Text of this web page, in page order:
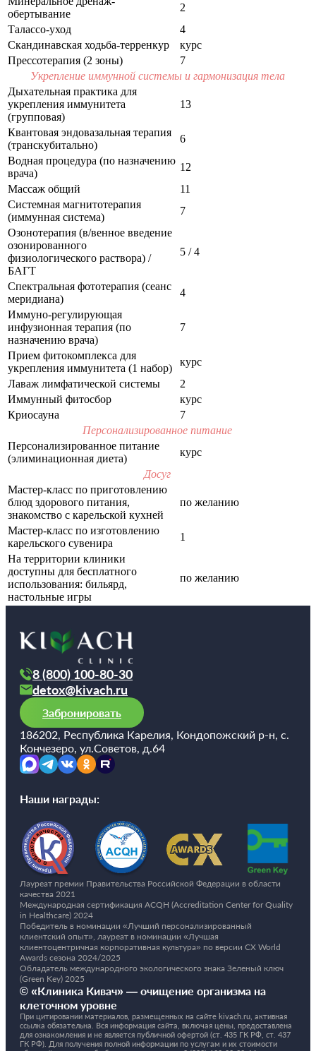
80-30
880
обертывание
2
Талассо-уход
4
Скандинавская ходьба-терренкур
курс
Прессотерапия (2 зоны)
7
Укрепление иммунной системы и гармонизация тела
Дыхательная практика для
укрепления иммунитета
(групповая)
13
Квантовая эндовазальная терапия
(транскубитально)
6
Водная процедура (по назначению
врача)
12
Массаж общий
11
Системная магнитотерапия
(иммунная система)
7
Озонотерапия (в/венное введение
озонированного
физиологического раствора) /
БАГТ
5 / 4
Спектральная фототерапия (сеанс
меридиана)
4
Иммуно-регулирующая
инфузионная терапия (по
назначению врача)
7
Прием фитокомплекса для
укрепления иммунитета (1 набор)
курс
Лаваж лимфатической системы
2
Иммунный фитосбор
курс
Криосауна
7
Персонализированное питание
Персонализированное питание
(элиминационная диета)
курс
Досуг
Мастер-класс по приготовлению
блюд здорового питания,
знакомство с карельской кухней
по желанию
Мастер-класс по изготовлению
карельского сувенира
1
На территории клиники
доступны для бесплатного
использования: бильярд,
настольные игры
по желанию
8 (800) 100-80-30
detox@kivach.ru
Забронировать
186202, Республика Карелия, Кондопожский р-н, с.
Кончезеро, ул.Советов, д.64
Наши награды:
Лауреат премии Правительства Российской Федерации в области
качества 2021
Международная сертификация ACQH (Accreditation Center for Quality
in Healthcare) 2024
Победитель в номинации «Лучший персонализированный
клиентский опыт», лауреат в номинации «Лучшая
клиентоцентричная корпоративная культура» по версии CX World
Awards сезона 2024/2025
Обладатель международного экологического знака Зеленый ключ
(Green Key) 2025
© «Клиника Кивач» — очищение организма на
клеточном уровне
При цитировании материалов, размещенных на сайте kivach.ru, активная
ссылка обязательна. Вся информация сайта, включая цены, предоставлена
для ознакомления и не является публичной офертой (ст. 435 ГК РФ, cт. 437
ГК РФ). Для получения полной информации по услугам и их стоимости